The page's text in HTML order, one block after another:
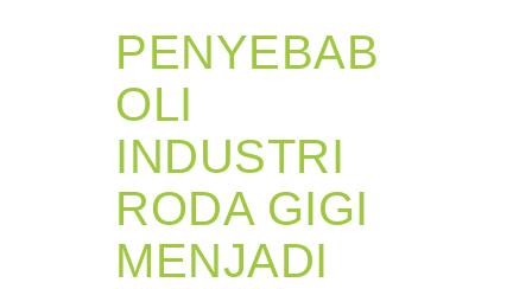
PENYEBAB
OLI
INDUSTRI
RODA GIGI
MENJADI